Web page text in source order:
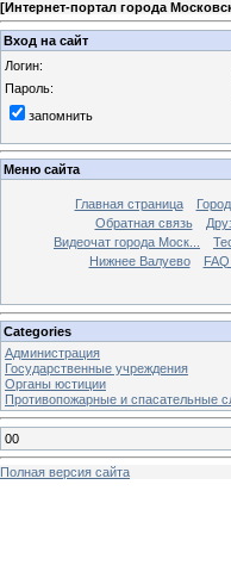
[Интернет-портал города
Вход на сайт
Логин:
Пароль:
запомнить
Меню сайта
Главная страница
Обратная связь
Видеочат города Моск...
Нижнее Валуево
Categories
Администрация
Государственные учреждения
Органы юстиции
Противопожарные и спасательные
00
Полная версия сайта